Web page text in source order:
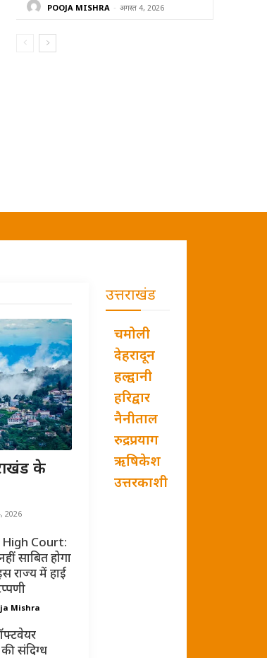
POOJA MISHRA - अगस्त 4, 2026
के
2026
Court:
साबित होगा
राज्य में हाई
Mishra
की संदिग्ध
उत्तराखंड
चमोली
देहरादून
हल्द्वानी
हरिद्वार
नैनीताल
रुद्रप्रयाग
ऋषिकेश
उत्तरकाशी